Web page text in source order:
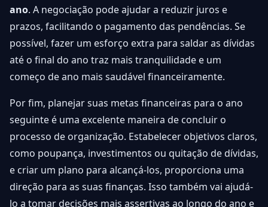
ano. A negociação pode ajudar a reduzir juros e
prazos, facilitando o pagamento das pendências. Se
possível, fazer um esforço extra para saldar as dívidas
até o final do ano traz mais tranquilidade e um
começo de ano mais saudável financeiramente.
Por fim, planejar suas metas financeiras para o ano
seguinte é uma excelente maneira de concluir o
processo de organização. Estabelecer objetivos claros,
como poupança, investimentos ou quitação de dívidas,
e criar um plano para alcançá-los, proporciona uma
direção para as suas finanças. Isso também vai ajudá-
lo a tomar decisões mais assertivas ao longo do ano e